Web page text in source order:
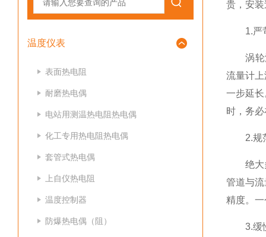
温度仪表
表面热电阻
耐磨热电偶
电站用测温热电阻热电偶
化工专用热电阻热电偶
套管式热电偶
上自仪热电阻
温度控制器
防爆热电偶（阻）
贵，安
1.严苛
涡轮流
流量计
一步延
时，务
2.规范
绝大多
管道与
精度。
3.缓慢